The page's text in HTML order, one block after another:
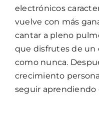
electrónicos
vuelve con más
cantar a pleno
que disfrutes de
como nunca.
crecimiento
seguir aprendiendo